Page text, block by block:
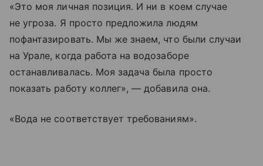
«Это моя личная позиция. И ни в коем случае
не угроза. Я просто предложила людям
пофантазировать. Мы же знаем, что были случаи
на Урале, когда работа на водозаборе
останавливалась. Моя задача была просто
показать работу коллег», — добавила она.
«Вода не соответствует требованиям».